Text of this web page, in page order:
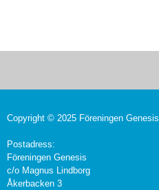
Copyright © 2025 Föreningen Genesis
Postadress:
Föreningen Genesis
c/o Magnus Lindborg
Åkerbacken 3